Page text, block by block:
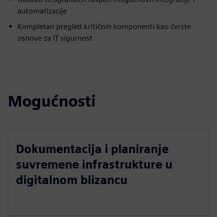
automatizacije
Kompletan pregled kritičnih komponenti kao čvrste
osnove za IT sigurnost
Mogućnosti
Dokumentacija i planiranje
suvremene infrastrukture u
digitalnom blizancu